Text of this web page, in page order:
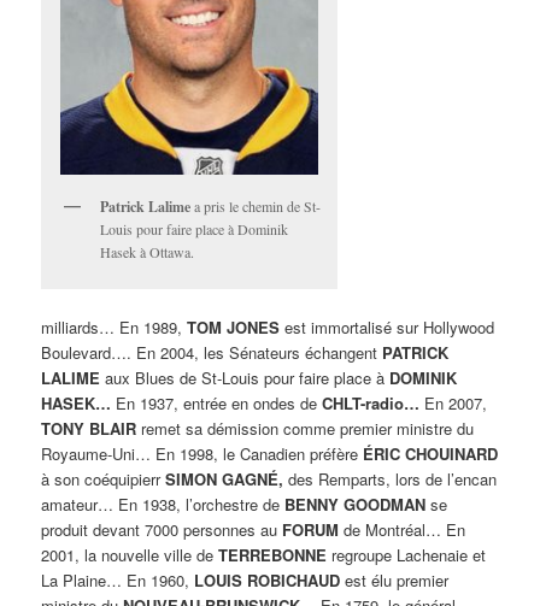
Patrick Lalimea pris le chemin de St-
Louis pour faire place à Dominik
Hasek à Ottawa.
milliards… En 1989,TOM JONES est immortalisé sur Hollywood
Boulevard…. En 2004, les Sénateurs échangent PATRICK
LALIME aux Blues de St-Louis pour faire place à DOMINIK
HASEK… En 1937, entrée en ondes deCHLT-radio… En 2007,
TONY BLAIR remet sa démission comme premier ministre du
Royaume-Uni… En 1998, le Canadien préfère ÉRIC CHOUINARD
à son coéquipierrSIMON GAGNÉ, des Remparts, lors de l’encan
amateur… En 1938, l’orchestre de BENNY GOODMAN se
produit devant 7000 personnes au FORUM de Montréal… En
2001, la nouvelle ville deTERREBONNE regroupe Lachenaie et
La Plaine… En 1960, LOUIS ROBICHAUD est élu premier